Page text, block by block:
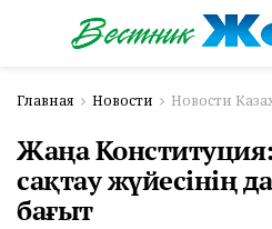
Главная Новости Новости
Жаңа
сақтау жүйесінің
бағыт